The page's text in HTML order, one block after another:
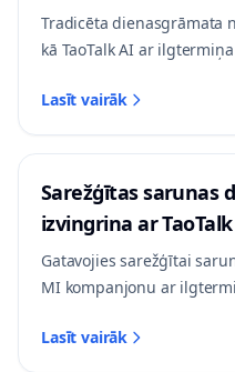
personīgo izaugsmi
Tradicēta dienasgrāmata
kā TaoTalk AI ar
strukturēt pašrefleksiju,
un mazināt ikdienas
Lasīt vairāk
Sarežģītas sarunas
izvingrina ar
Gatavojies sarežģītai
MI kompanjonu ar
noteikšanu Latvijas darba
beidzas.
Lasīt vairāk